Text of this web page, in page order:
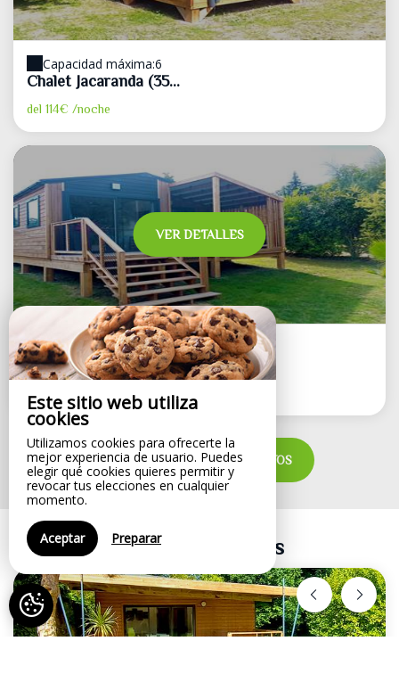
Este sitio web utiliza
cookies
Utilizamos cookies para ofrecerte la
mejor experiencia de usuario. Puedes
elegir qué cookies quieres permitir y
revocar tus elecciones en cualquier
momento.
Aceptar Preparar
Capacidad máxima:6
Chalet Jacaranda (35...
del 114€ /noche
VER DETALLES
Capacidad máxima:6
Chalet Balia (35m2 -...
VER TODOS LOS ALOJAMIENTOS
Ofertas especiales